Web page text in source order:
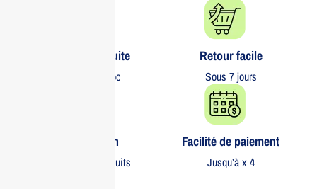
Livraison gratuite​
partout au Maroc
Retour facile​
Sous 7 jours
Garantie 1 an
Sur tous nos produits
Facilité de paiement
Jusqu’à x 4